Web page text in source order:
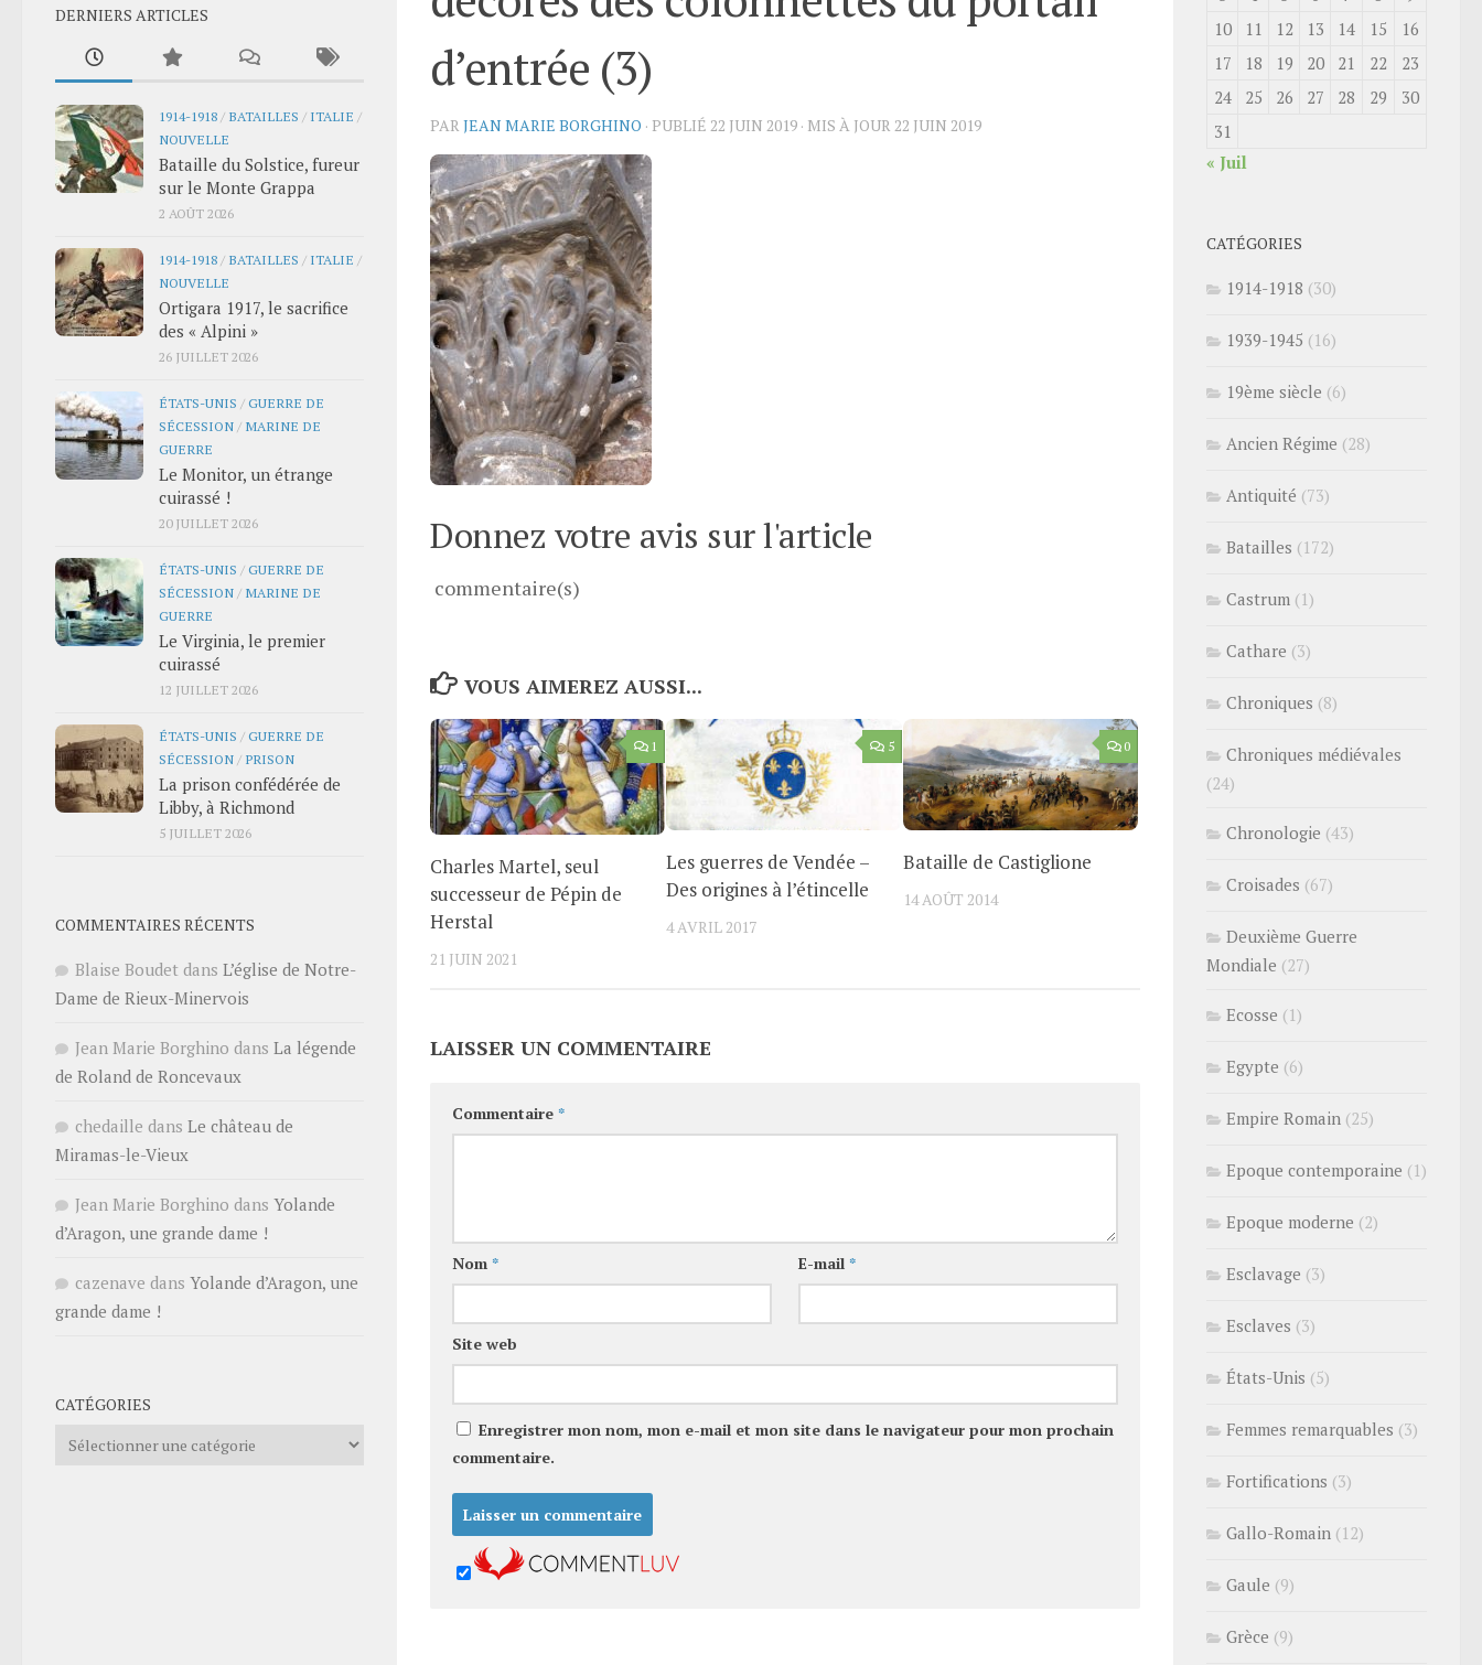
d’entrée (3)
PAR JEAN MARIE BORGHINO · PUBLIÉ 22 JUIN 2019 · MIS À JOUR 22 JUIN 2019
Donnez votre avis sur l'article
commentaire(s)
VOUS AIMEREZ AUSSI...
1
Charles Martel, seul
successeur de Pépin de
Herstal
21 JUIN 2021
5
Les guerres de Vendée –
Des origines à l’étincelle
4 AVRIL 2017
0
Bataille de Castiglione
14 AOÛT 2014
LAISSER UN COMMENTAIRE
Commentaire *
Nom * E-mail *
Site web
Enregistrer mon nom, mon e-mail et mon site dans le navigateur pour mon prochain
commentaire.
DERNIERS ARTICLES
1914-1918 / BATAILLES / ITALIE /
NOUVELLE
Bataille du Solstice, fureur
sur le Monte Grappa
2 AOÛT 2026
1914-1918 / BATAILLES / ITALIE /
NOUVELLE
Ortigara 1917, le sacrifice
des « Alpini »
26 JUILLET 2026
ÉTATS-UNIS /GUERRE DE
SÉCESSION / MARINE DE
GUERRE
Le Monitor, un étrange
cuirassé !
20 JUILLET 2026
ÉTATS-UNIS /GUERRE DE
SÉCESSION / MARINE DE
GUERRE
Le Virginia, le premier
cuirassé
12 JUILLET 2026
ÉTATS-UNIS /GUERRE DE
SÉCESSION / PRISON
La prison confédérée de
Libby, à Richmond
5 JUILLET 2026
COMMENTAIRES RÉCENTS
Blaise Boudet dans L’église de Notre-
Dame de Rieux-Minervois
Jean Marie Borghino dans La légende
de Roland de Roncevaux
chedaille dans Le château de
Miramas-le-Vieux
Jean Marie Borghino dans Yolande
d’Aragon, une grande dame !
cazenave dans Yolande d’Aragon, une
grande dame !
CATÉGORIES
Catégories
10
11 12 13 14 15
16
17
18 19 20 21 22
23
24
25 26 27 28 29
30
31
« Juil
CATÉGORIES
1914-1918 (30)
1939-1945 (16)
19ème siècle (6)
Ancien Régime (28)
Antiquité (73)
Batailles (172)
Castrum (1)
Cathare (3)
Chroniques (8)
Chroniques médiévales
(24)
Chronologie (43)
Croisades (67)
Deuxième Guerre
Mondiale (27)
Ecosse (1)
Egypte (6)
Empire Romain (25)
Epoque contemporaine (1)
Epoque moderne (2)
Esclavage (3)
Esclaves (3)
États-Unis (5)
Femmes remarquables (3)
Fortifications (3)
Gallo-Romain (12)
Gaule (9)
Grèce (9)